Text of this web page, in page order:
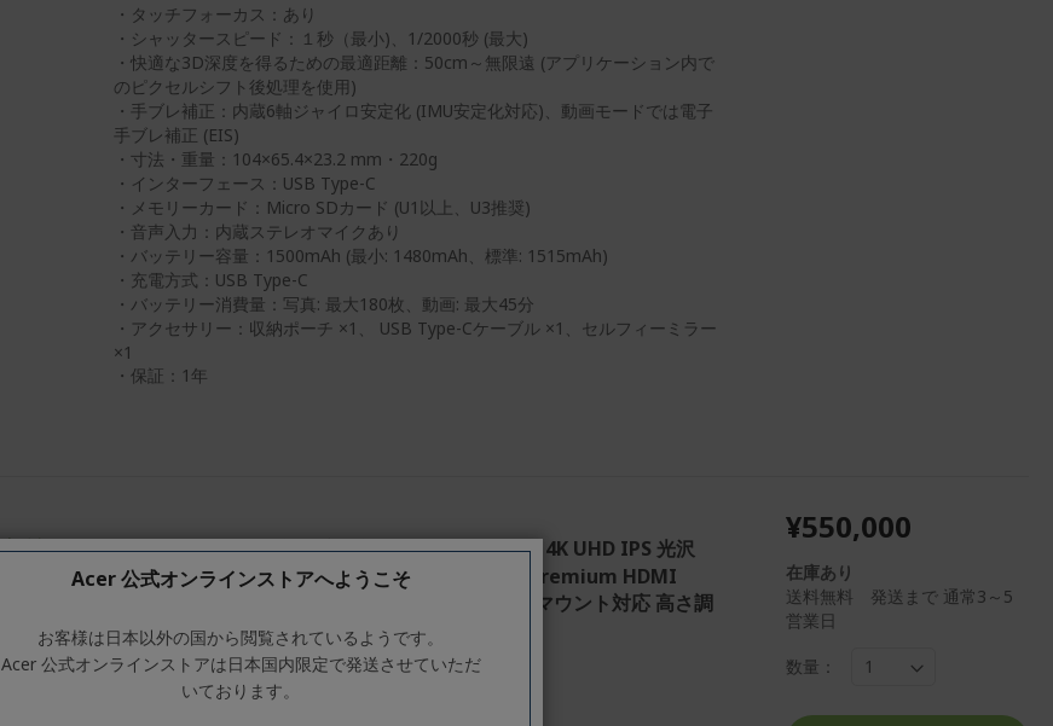
・タッチフォーカス：あり
・シャッタースピード：１秒（最小)、1/2000秒 (最大)
・快適な3D深度を得るための最適距離：50cm～無限遠 (アプリケーション内で
のピクセルシフト後処理を使用)
・手ブレ補正：内蔵6軸ジャイロ安定化 (IMU安定化対応)、動画モードでは電子
手ブレ補正 (EIS)
・寸法・重量：104×65.4×23.2 mm・220g
・インターフェース：USB Type-C
・メモリーカード：Micro SDカード (U1以上、U3推奨)
・音声入力：内蔵ステレオマイクあり
・バッテリー容量：1500mAh (最小: 1480mAh、標準: 1515mAh)
・充電方式：USB Type-C
・バッテリー消費量：写真: 最大180枚、動画: 最大45分
・アクセサリー：収納ポーチ ×1、 USB Type-Cケーブル ×1、セルフィーミラー
×1
・保証：1年
Acer SpatialLabs 裸眼立体視モニター 27インチ 4K UHD IPS 光沢
160Hz DCI-P3 95% Delta E<2 AMD FreeSync Premium HDMI
2.1×1 DisplayPort v1.4×1 スピーカー内蔵 VESAマウント対応 高さ調
節機能 ASV27-2P
FF.R2CSJ.003
¥550,000
在庫あり
送料無料 発送まで 通常3～5
営業日
数量：
Acer 公式オンラインストアへようこそ
お客様は日本以外の国から閲覧されているようです。
Acer 公式オンラインストアは日本国内限定で発送させていただ
いております。